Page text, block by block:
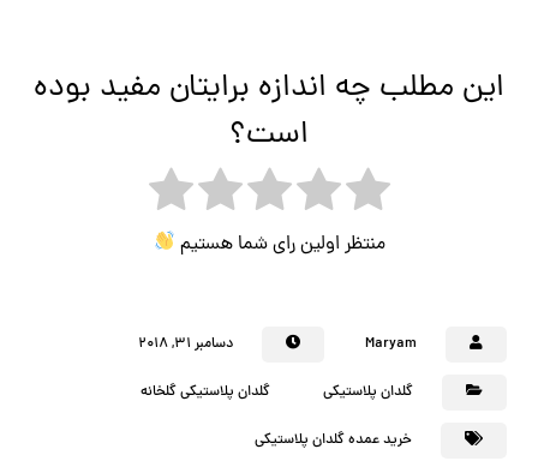
این مطلب چه اندازه برایتان مفید بوده
است؟
منتظر اولین رای شما هستیم
Maryam دسامبر ۳۱, ۲۰۱۸
گلدان پلاستیکی گلدان پلاستیکی گلخانه
خرید عمده گلدان پلاستیکی